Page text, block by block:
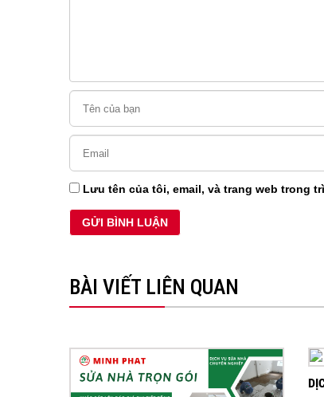
Lưu tên của tôi, email, và trang web trong
BÀI VIẾT LIÊN QUAN